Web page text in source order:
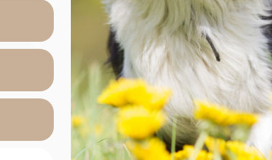
inkl. moms 39.95kr. 31.96kr. inkl.
Læs mere